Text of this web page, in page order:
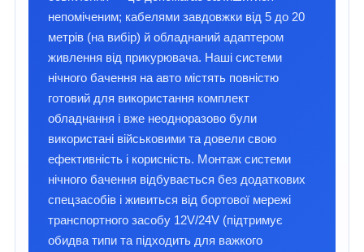
непоміченим; кабелями завдовжки від 5 до 20
метрів (на вибір) й обладнаний адаптером
живлення від прикурювача. Наші системи
нічного бачення на авто містять повністю
готовий для використання комплект
обладнання і вже неодноразово були
використані військовими та довели свою
ефективність і корисність. Монтаж системи
нічного бачення відбувається без додаткових
спецзасобів і живиться від бортової мережі
транспортного засобу 12V/24V (підтримує
обидва типи та підходить для важкого